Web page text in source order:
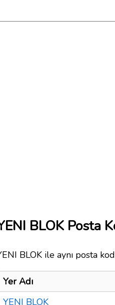
BLOK Posta
BLOK ile aynı posta
Yer Adı
YENI BLOK